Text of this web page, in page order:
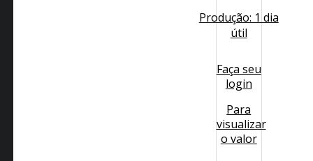
Produção: 1 dia
útil
Faça seu
login
Para
visualizar
o valor